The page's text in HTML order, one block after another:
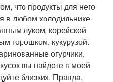
что продукты для него
в любом холодильнике.
луком, корейской
горошком, кукурузой.
огурчики,
вы найдете в моей
близких. Правда,